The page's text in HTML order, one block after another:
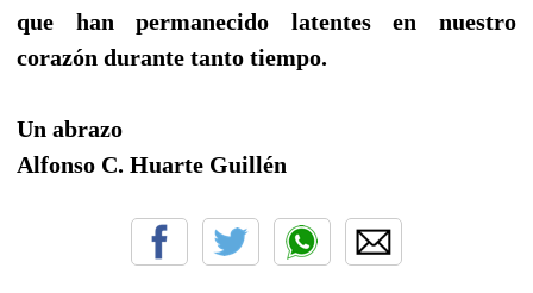
que han permanecido latentes en nuestro
corazón durante tanto tiempo.
Un abrazo
Alfonso C. Huarte Guillén